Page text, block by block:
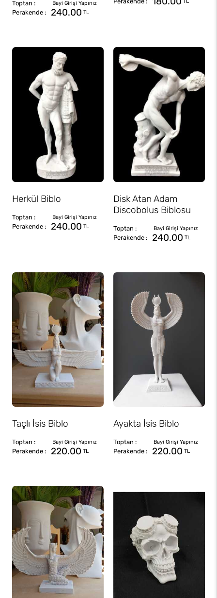
240.00 TL
TL
Herkül Biblo
240.00 TL
Disk Atan Adam
Discobolus Biblosu
240.00 TL
Taçlı İsis Biblo
220.00 TL
Ayakta İsis Biblo
220.00 TL